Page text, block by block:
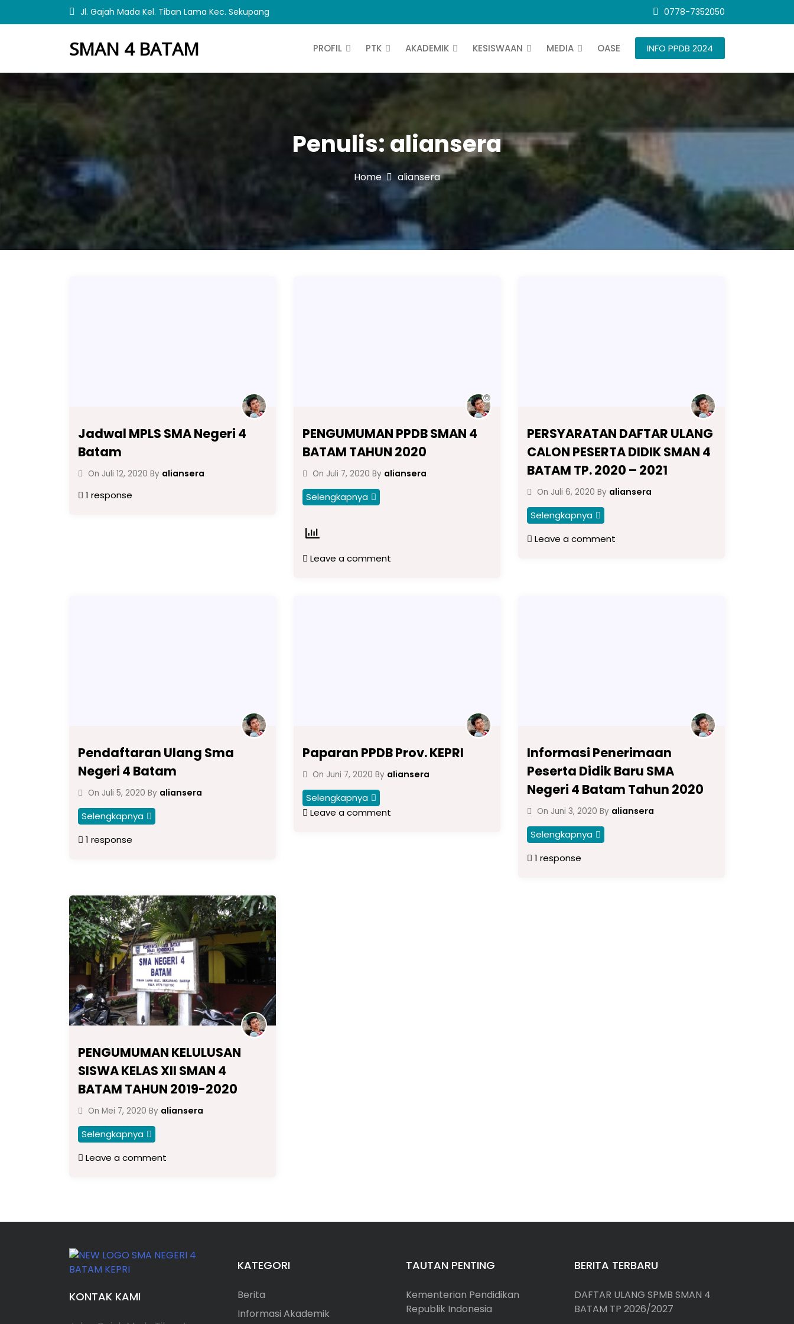
o
Jl. Gajah Mada Kel. Tiban Lama Kec. Sekupang 0778-7352050
SMAN 4 BATAM PROFIL PTK AKADEMIK KESISWAAN MEDIA OASE INFO PPDB 2024
Penulis: aliansera
Home aliansera
Jadwal MPLS SMA Negeri 4
Batam
On Juli 12, 2020 By aliansera
1 response
PENGUMUMAN PPDB SMAN 4
BATAM TAHUN 2020
On Juli 7, 2020 By aliansera
Selengkapnya
Leave a comment
PERSYARATAN DAFTAR ULANG
CALON PESERTA DIDIK SMAN 4
BATAM TP. 2020 – 2021
On Juli 6, 2020 By aliansera
Selengkapnya
Leave a comment
Pendaftaran Ulang Sma
Negeri 4 Batam
On Juli 5, 2020 By aliansera
Selengkapnya
1 response
Paparan PPDB Prov. KEPRI
On Juni 7, 2020 By aliansera
Selengkapnya
Leave a comment
Informasi Penerimaan
Peserta Didik Baru SMA
Negeri 4 Batam Tahun 2020
On Juni 3, 2020 By aliansera
Selengkapnya
1 response
PENGUMUMAN KELULUSAN
SISWA KELAS XII SMAN 4
BATAM TAHUN 2019-2020
On Mei 7, 2020 By aliansera
Selengkapnya
Leave a comment
KONTAK KAMI
KATEGORI
Berita
Informasi Akademik
TAUTAN PENTING
Kementerian Pendidikan
Republik Indonesia
BERITA TERBARU
DAFTAR ULANG SPMB SMAN 4
BATAM TP 2026/2027